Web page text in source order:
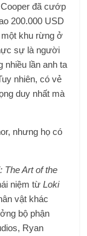
đã cướp
200.000 USD
khu rừng ở
sự là người
nhiều lần anh ta
nhiên, có vẻ
duy nhất mà
nhưng họ có
The Art of the
niệm từLoki
vật khác
bộ phận
Ryan